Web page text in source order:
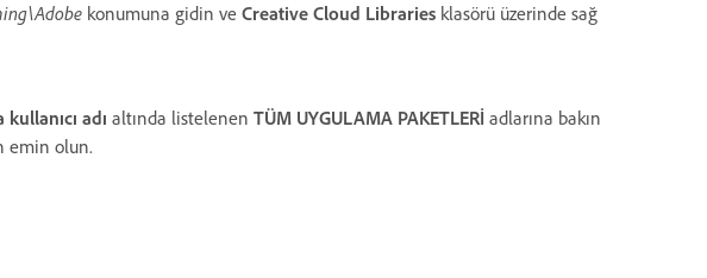
konumuna gidin ve Creative Cloud Libraries klasörü üzerinde sağ
adı altında listelenen TÜM UYGULAMA PAKETLERİ adlarına bakın
emin olun.